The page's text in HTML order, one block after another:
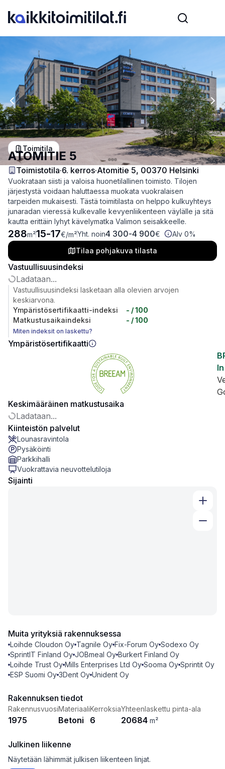
Previous slide
Toimitila
ATOMITIE 5
Toimistotila·6. kerros·Atomitie 5, 00370 Helsinki
Vuokrataan siisti ja valoisa huonetilallinen toimisto. Tilojen
järjestystä voidaan haluttaessa muokata vuokralaisen
tarpeiden mukaisesti. Tästä toimitilasta on helppo kulkuyhteys
junaradan vieressä kulkevalle kevyenliikenteen väylälle ja sitä
kautta erittäin lyhyt kävelymatka Valimon seisakkeelle.
288m²15-17€/m²Yht. noin4 300-4 900€
Alv 0%
Tilaa pohjakuva tilasta
Vastuullisuusindeksi
Ladataan...
Vastuullisuusindeksi lasketaan alla olevien arvojen
keskiarvona.
Ympäristösertifikaatti-indeksi
- / 100
Matkustusaikaindeksi
- / 100
Miten indeksit on laskettu?
Ympäristösertifikaatti
Keskimääräinen matkustusaika
Ladataan...
Kiinteistön palvelut
Lounasravintola
Pysäköinti
Parkkihalli
Vuokrattavia neuvottelutiloja
Sijainti
Muita yrityksiä rakennuksessa
Loihde Cloudon Oy Tagnile Oy Fix-Forum Oy Sodexo Oy
SprintIT Finland Oy JOBmeal Oy Burkert Finland Oy
Loihde Trust Oy Mills Enterprises Ltd Oy Sooma Oy Sprintit Oy
ESP Suomi Oy 3Dent Oy Unident Oy
Rakennuksen tiedot
Rakennusvuosi
1975
Materiaali
Betoni
Kerroksia
6
Yhteenlaskettu pinta-ala
20684 m²
Julkinen liikenne
Näytetään lähimmät julkisen liikenteen linjat.